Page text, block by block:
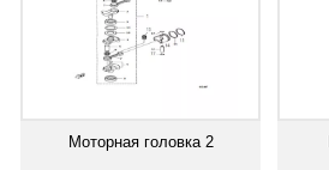
Моторная головка 2